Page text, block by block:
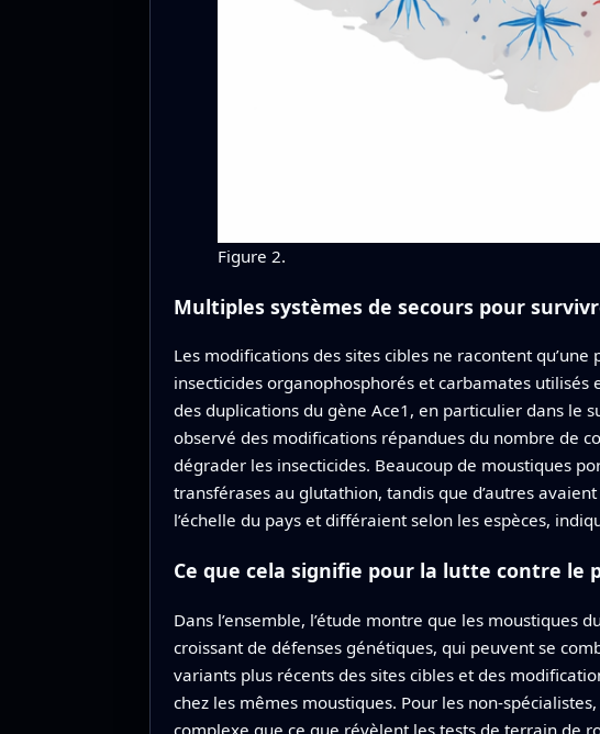
Figure 2.
Multiples systèmes de secours pour
Les modifications des sites cibles ne racontent
insecticides organophosphorés et carbamates
des duplications du gène Ace1, en particulier dans le
observé des modifications répandues du nombre de
dégrader les insecticides. Beaucoup de moustiques
transférases au glutathion, tandis que d’autres
l’échelle du pays et différaient selon les espèces,
Ce que cela signifie pour la lutte contre le
Dans l’ensemble, l’étude montre que les moustiques
croissant de défenses génétiques, qui peuvent se
variants plus récents des sites cibles et des
chez les mêmes moustiques. Pour les non-
complexe que ce que révèlent les tests de terrain de